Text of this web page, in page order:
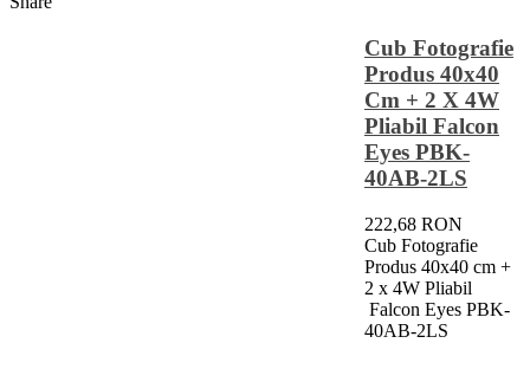
Cub Fotografie
Produs 40x40
Cm + 2 X 4W
Pliabil Falcon
Eyes PBK-
40AB-2LS
222,68 RON
Cub Fotografie
Produs 40x40 cm +
2 x 4W Pliabil
Falcon Eyes PBK-
40AB-2LS